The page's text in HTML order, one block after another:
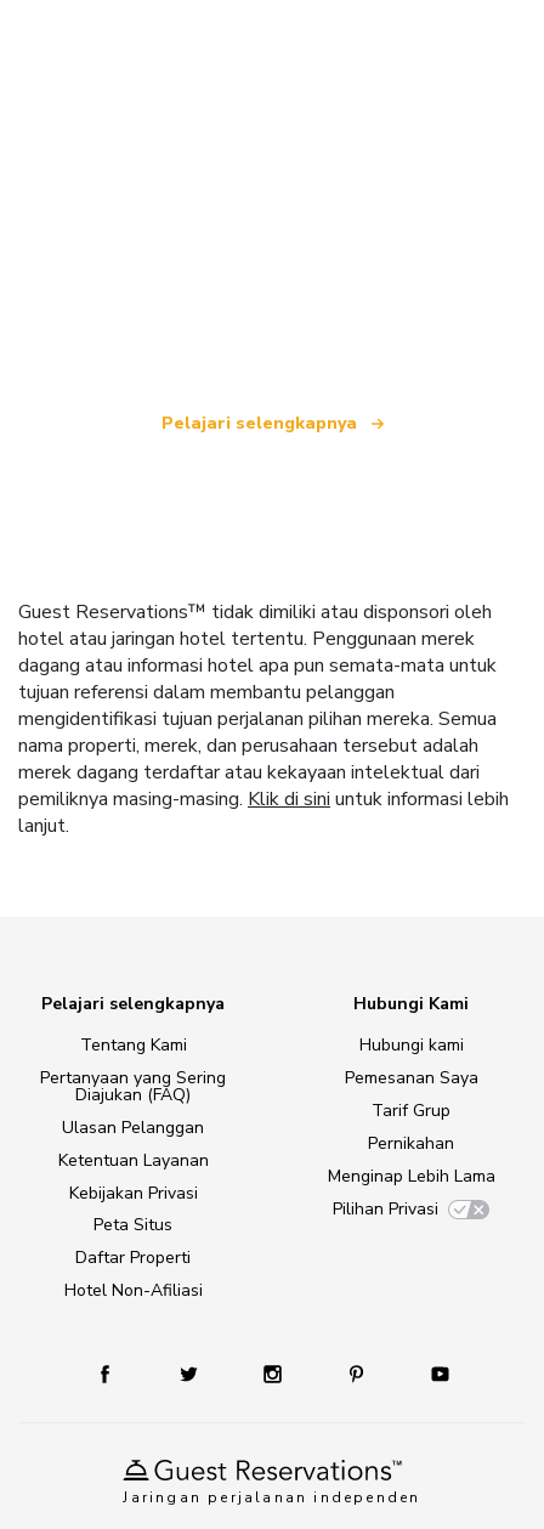
Pelajari selengkapnya
Guest Reservations™ tidak dimiliki atau disponsori oleh
hotel atau jaringan hotel tertentu. Penggunaan merek
dagang atau informasi hotel apa pun semata-mata untuk
tujuan referensi dalam membantu pelanggan
mengidentifikasi tujuan perjalanan pilihan mereka. Semua
nama properti, merek, dan perusahaan tersebut adalah
merek dagang terdaftar atau kekayaan intelektual dari
pemiliknya masing-masing. Klik di sini untuk informasi lebih
lanjut.
Jaringan perjalanan independen
Pelajari selengkapnya
Tentang Kami
Pertanyaan yang Sering
Diajukan (FAQ)
Ulasan Pelanggan
Ketentuan Layanan
Kebijakan Privasi
Peta Situs
Daftar Properti
Hotel Non-Afiliasi
Hubungi Kami
Hubungi kami
Pemesanan Saya
Tarif Grup
Pernikahan
Menginap Lebih Lama
Pilihan Privasi